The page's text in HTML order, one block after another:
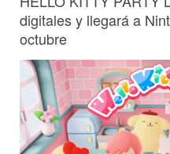
digitales y llegará a
octubre